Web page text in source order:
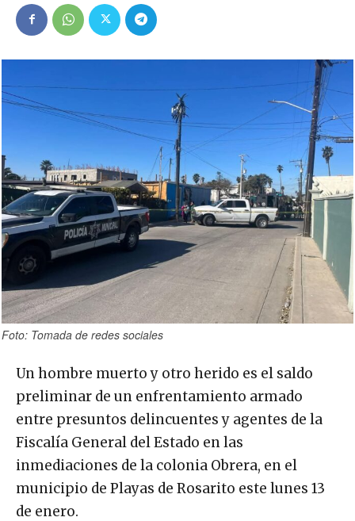
Foto: Tomada de redes sociales
Un hombre muerto y otro herido es el saldo
preliminar de un enfrentamiento armado
entre presuntos delincuentes y agentes de la
Fiscalía General del Estado en las
inmediaciones de la colonia Obrera, en el
municipio de Playas de Rosarito este lunes 13
de enero.